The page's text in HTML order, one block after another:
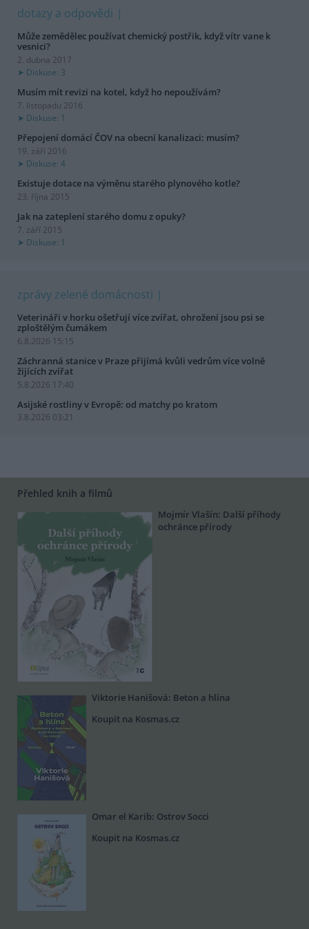
dotazy a odpovědi
Může zemědělec používat chemický postřik, když vítr vane k
vesnici?
2. dubna 2017
Diskuse: 3
Musím mít revizi na kotel, když ho nepoužívám?
7. listopadu 2016
Diskuse: 1
Přepojení domácí ČOV na obecní kanalizaci: musím?
19. září 2016
Diskuse: 4
Existuje dotace na výměnu starého plynového kotle?
23. října 2015
Jak na zateplení starého domu z opuky?
7. září 2015
Diskuse: 1
zprávy zelené domácnosti
Veterináři v horku ošetřují více zvířat, ohrožení jsou psi se
zploštělým čumákem
6.8.2026 15:15
Záchranná stanice v Praze přijímá kvůli vedrům více volně
žijících zvířat
5.8.2026 17:40
Asijské rostliny v Evropě: od matchy po kratom
3.8.2026 03:21
Přehled knih a filmů
Mojmír Vlašín: Další příhody
ochránce přírody
Viktorie Hanišová: Beton a hlína
Koupit na Kosmas.cz
Omar el Karib: Ostrov Socci
Koupit na Kosmas.cz